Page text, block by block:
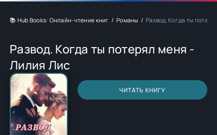
📚 Hub Books: Онлайн-чтение книг Романы Развод. Когда ты
Развод. Когда ты потерял меня -
Лилия Лис
ЧИТАТЬ КНИГУ